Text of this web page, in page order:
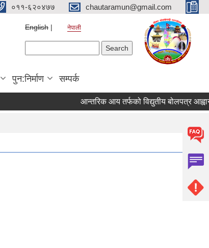
०११-६२०४७७ chautaramun@gmail.com
English नेपाली
पुन:निर्माण सम्पर्क
आन्तरिक आय तर्फको विद्युतीय बोलपत्र आह्वान